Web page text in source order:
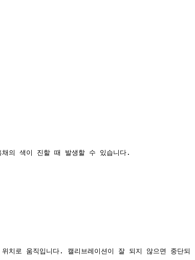
의 색이 진할 때 발생할 수 있습니다.
로 움직입니다. 캘리브레이션이 잘 되지 않으면 중단되